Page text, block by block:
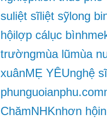
suliệt sĩliệt sỹlong
hộilợp cálục bình
trườngmùa lũmùa
xuânMẸ YÊUnghệ sĩ
phunguoianphu.com
ChămNHKnhơn hội